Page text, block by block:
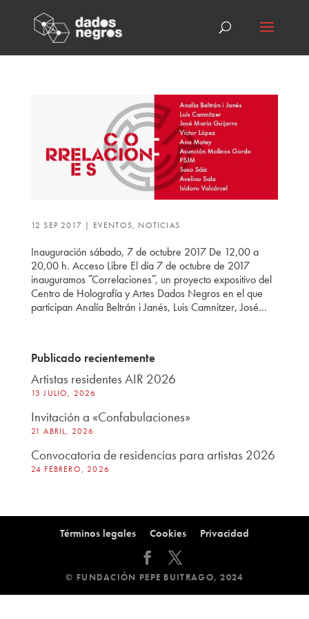
12 SEP 2017 | EVENTOS, NOTICIAS
Inauguración sábado, 7 de octubre 2017 De 12,00 a
20,00 h. Acceso Libre El día 7 de octubre de 2017
inauguramos ˝Correlaciones˝, un proyecto expositivo del
Centro de Holografía y Artes Dados Negros en el que
participan Analía Beltrán i Janés, Luis Camnitzer, José...
Publicado recientemente
Artistas residentes AIR 2026
13 JULIO, 2026
Invitación a «Confabulaciones»
21 ABRIL, 2026
Convocatoria de residencias para artistas 2026
24 FEBRERO, 2026
Términos legales Cookies Privacidad
© FUNDACIÓN PEPE BUITRAGO, 2024